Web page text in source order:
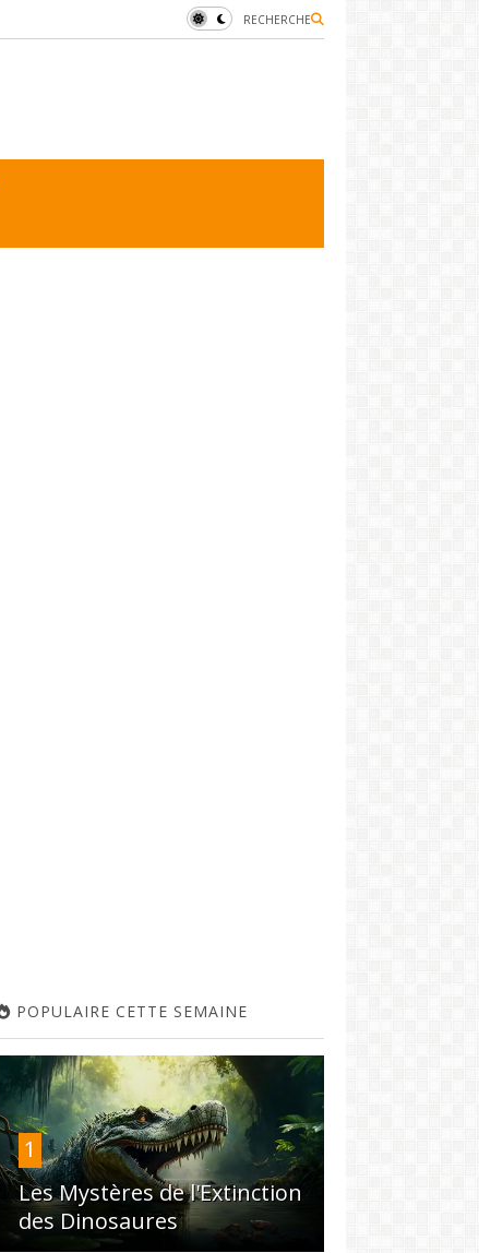
RECHERCHE
POPULAIRE CETTE SEMAINE
1
Les Mystères de l'Extinction
des Dinosaures